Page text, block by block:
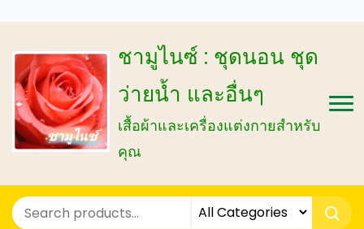
ชามูไนซ์ : ชุดนอน ชุด
ว่ายน้ำ และอื่นๆ
เสื้อผ้าและเครื่องแต่งกายสำหรับ
คุณ